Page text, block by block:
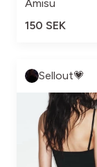
Amisu
150 SEK
Sellout💗